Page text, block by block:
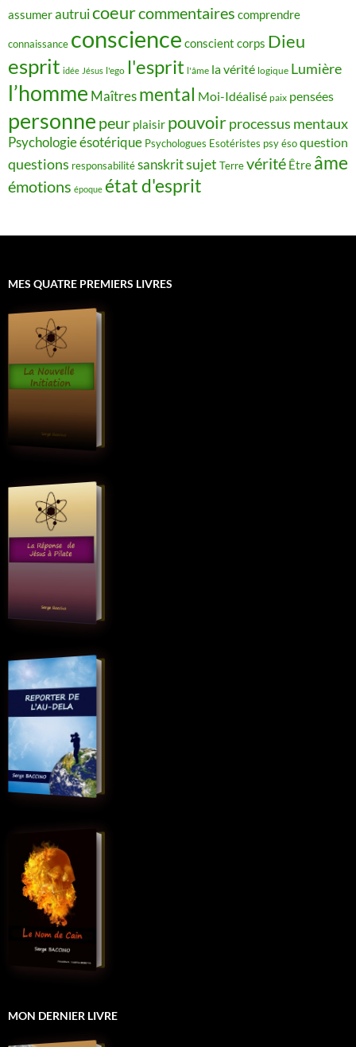
assumerautruicoeurcommentaires comprendre
connaissance conscience conscient corps Dieu
esprit idée Jésus l'ego l'esprit l'âme la vérité logique Lumière
l’homme Maîtres mental Moi-Idéalisé paix pensées
personne peur plaisir pouvoirprocessus mentaux
Psychologie ésotérique Psychologues Esotéristes psy ésoquestion
questions responsabilitésanskritsujet Terrevérité Être âme
émotions époque état d'esprit
MES QUATRE PREMIERS LIVRES
MON DERNIER LIVRE